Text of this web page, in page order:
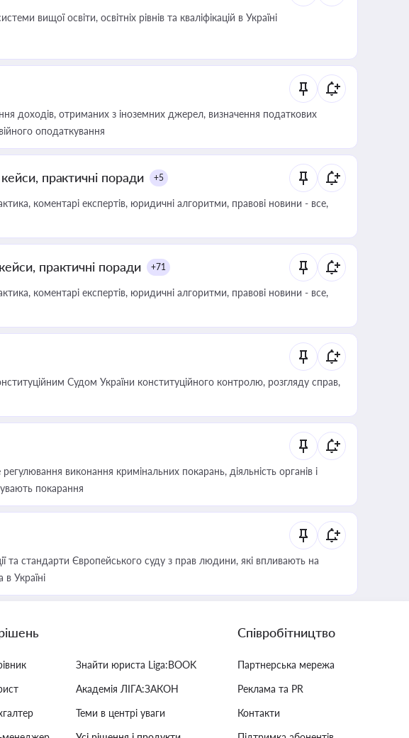
вищої освіти, освітніх рівнів та кваліфікацій в Україні
доходів, отриманих з іноземних джерел, визначення податкових
оподаткування
практичні поради +5
коментарі експертів, юридичні алгоритми, правові новини - все,
практичні поради +71
коментарі експертів, юридичні алгоритми, правові новини - все,
Судом України конституційного контролю, розгляду справ,
виконання кримінальних покарань, діяльність органів і
покарання
та стандарти Європейського суду з прав людини, які впливають на
Україні
Знайти юриста Liga:BOOK
Академія ЛІГА:ЗАКОН
Теми в центрі уваги
Співробітництво
Партнерська мережа
Реклама та PR
Контакти